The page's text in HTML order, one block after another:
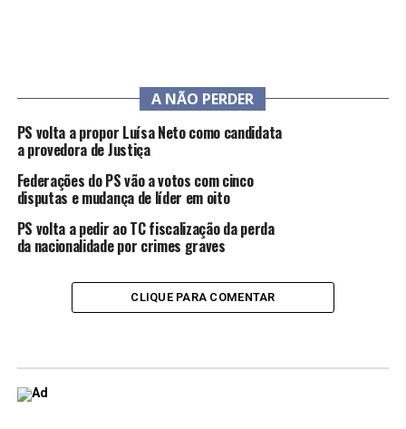
A NÃO PERDER
PS volta a propor Luísa Neto como candidata
a provedora de Justiça
Federações do PS vão a votos com cinco
disputas e mudança de líder em oito
PS volta a pedir ao TC fiscalização da perda
da nacionalidade por crimes graves
CLIQUE PARA COMENTAR